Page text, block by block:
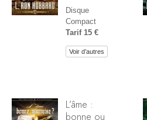
Disque
Compact
Tarif 15 €
Voir d’autres
L’âme :
bonne ou